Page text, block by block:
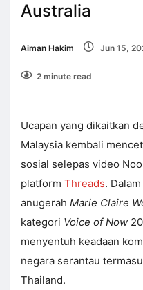
Australia
Aiman Hakim Jun 15,
2 minute read
Ucapan yang dikaitkan
Malaysia kembali
sosial selepas video
platform Threads.
anugerah Marie Claire
kategori Voice of Now
menyentuh keadaan
negara serantau
Thailand.